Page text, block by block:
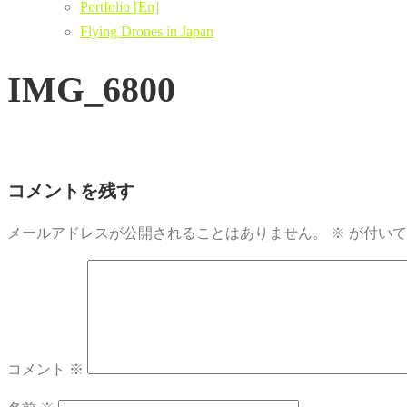
Portfolio [En]
Flying Drones in Japan
IMG_6800
コメントを残す
メールアドレスが公開されることはありません。 ※ が付い
コメント ※